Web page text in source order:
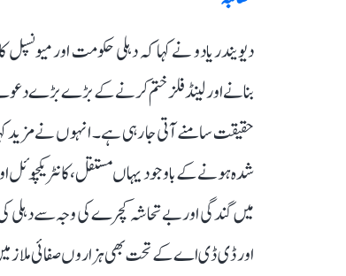
مطالبہ
دیویندر یادو نے کہا کہ دہلی حکومت اور
بنانے اور لینڈ فلز ختم کرنے کے بڑے بڑے
میں گندگی اور بے تحاشہ کچرے کی وجہ سے